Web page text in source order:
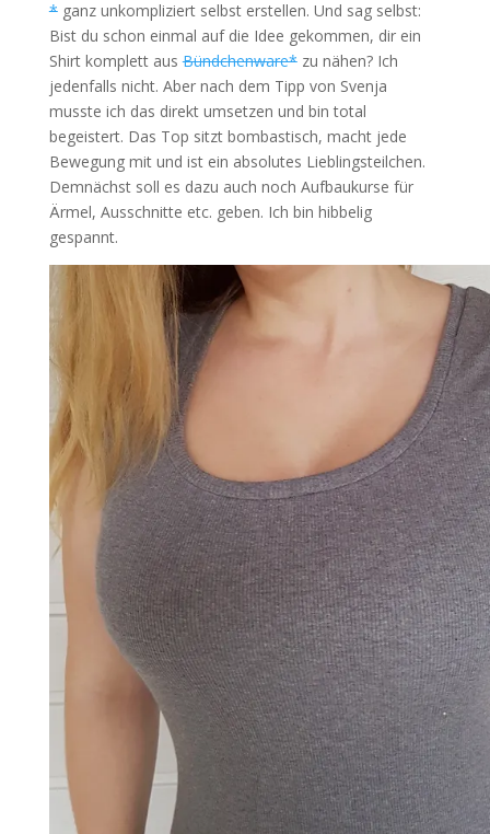
*ganz unkompliziert selbst erstellen. Und sag selbst:
Bist du schon einmal auf die Idee gekommen, dir ein
Shirt komplett ausBündchenware*zu nähen? Ich
jedenfalls nicht. Aber nach dem Tipp von Svenja
musste ich das direkt umsetzen und bin total
begeistert. Das Top sitzt bombastisch, macht jede
Bewegung mit und ist ein absolutes Lieblingsteilchen.
Demnächst soll es dazu auch noch Aufbaukurse für
Ärmel, Ausschnitte etc. geben. Ich bin hibbelig
gespannt.